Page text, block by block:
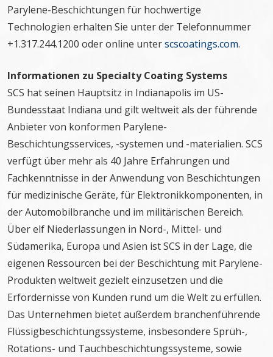
Parylene-Beschichtungen für hochwertige
Technologien erhalten Sie unter der Telefonnummer
+1.317.244.1200 oder online unterscscoatings.com.
Informationen zu Specialty Coating Systems
SCS hat seinen Hauptsitz in Indianapolis im US-
Bundesstaat Indiana und gilt weltweit als der führende
Anbieter von konformen Parylene-
Beschichtungsservices, -systemen und -materialien. SCS
verfügt über mehr als 40 Jahre Erfahrungen und
Fachkenntnisse in der Anwendung von Beschichtungen
für medizinische Geräte, für Elektronikkomponenten, in
der Automobilbranche und im militärischen Bereich.
Über elf Niederlassungen in Nord-, Mittel- und
Südamerika, Europa und Asien ist SCS in der Lage, die
eigenen Ressourcen bei der Beschichtung mit Parylene-
Produkten weltweit gezielt einzusetzen und die
Erfordernisse von Kunden rund um die Welt zu erfüllen.
Das Unternehmen bietet außerdem branchenführende
Flüssigbeschichtungssysteme, insbesondere Sprüh-,
Rotations- und Tauchbeschichtungssysteme, sowie